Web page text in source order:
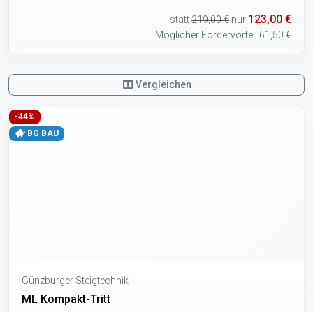
statt219,00 € nur 123,00 €
Möglicher Fördervorteil 61,50 €
Vergleichen
-44%
BG BAU
Günzburger Steigtechnik
ML Kompakt-Tritt